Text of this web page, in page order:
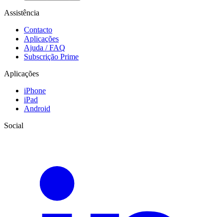
Assistência
Contacto
Aplicações
Ajuda / FAQ
Subscrição Prime
Aplicações
iPhone
iPad
Android
Social